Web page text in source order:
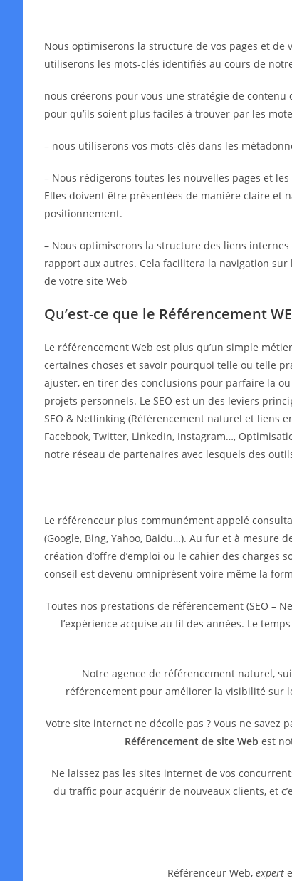
Nous optimiserons la structure de vos pages et de
utiliserons les mots-clés identifiés au cours de
nous créerons pour vous une stratégie de
pour qu’ils soient plus faciles à trouver par les
– nous utiliserons vos mots-clés dans les
– Nous rédigerons toutes les nouvelles pages et
Elles doivent être présentées de manière claire et
positionnement.
– Nous optimiserons la structure des liens
rapport aux autres. Cela facilitera la navigation
de votre site Web
Qu’est-ce que le Référencement
Le référencement Web est plus qu’un simple
certaines choses et savoir pourquoi telle ou telle
ajuster, en tirer des conclusions pour parfaire la
projets personnels. Le SEO est un des leviers
SEO & Netlinking (Référencement naturel et liens
Facebook, Twitter, LinkedIn, Instagram…,
notre réseau de partenaires avec lesquels des
Le référenceur plus communément appelé
(Google, Bing, Yahoo, Baidu…). Au fur et à mesure
création d’offre d’emploi ou le cahier des
conseil est devenu omniprésent voire même la
Toutes nos prestations de référencement (SEO –
l’expérience acquise au fil des années. Le
Notre agence de référencement naturel,
référencement pour améliorer la visibilité sur
Votre site internet ne décolle pas ? Vous ne savez
Référencement de site Web est
Ne laissez pas les sites internet de vos
du traffic pour acquérir de nouveaux clients, et
Référenceur Web, expert